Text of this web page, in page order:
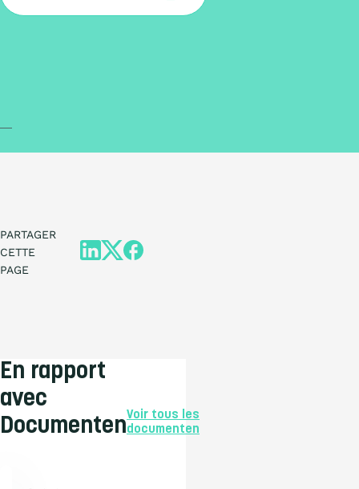
PARTAGER
CETTE
PAGE
En rapport
avec
DocumentenVoir tous les
documenten